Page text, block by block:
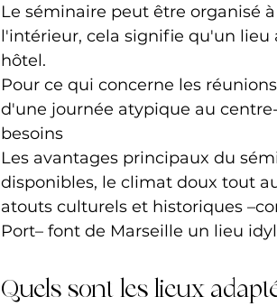
Le séminaire peut être organisé
l'intérieur, cela signifie qu'un
hôtel.
Pour ce qui concerne les
d'une journée atypique au
besoins
Les avantages principaux du
disponibles, le climat doux tout
atouts culturels et historiques
Port– font de Marseille un lieu
Quels sont les lieux